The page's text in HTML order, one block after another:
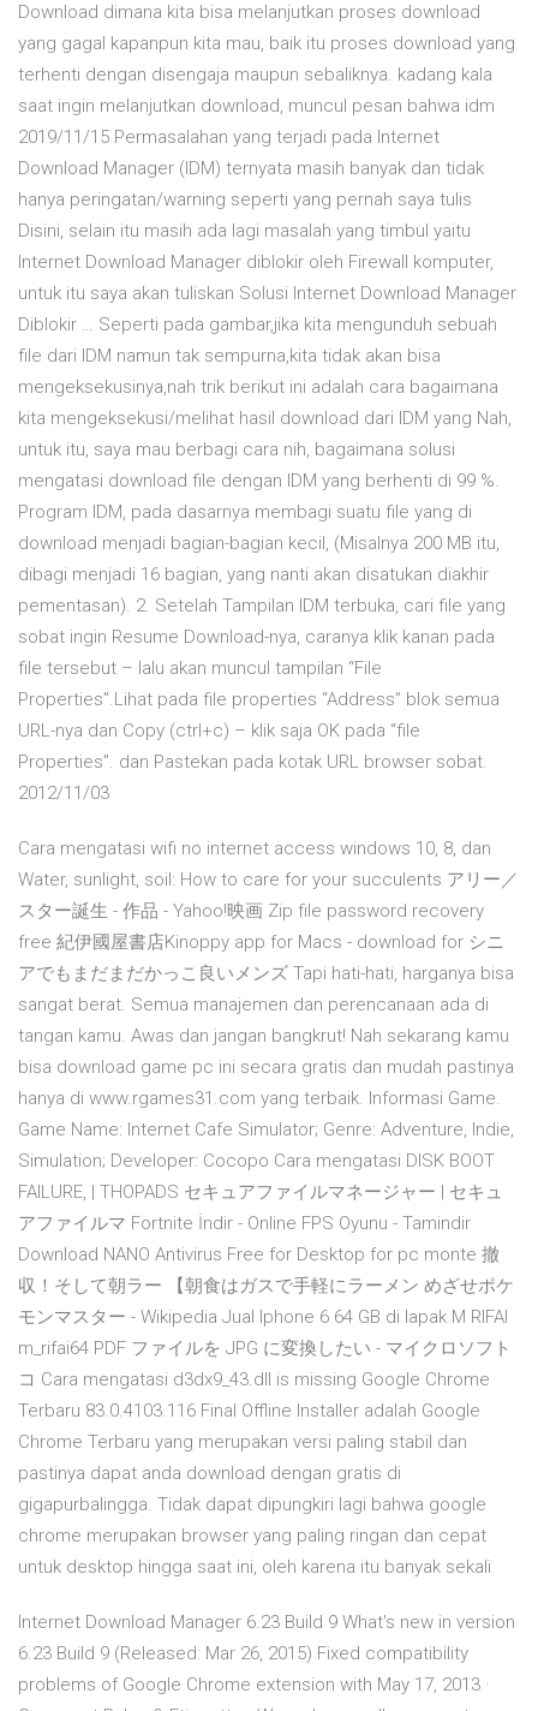
Download dimana kita bisa melanjutkan proses download
yang gagal kapanpun kita mau, baik itu proses download yang
terhenti dengan disengaja maupun sebaliknya. kadang kala
saat ingin melanjutkan download, muncul pesan bahwa idm
2019/11/15 Permasalahan yang terjadi pada Internet
Download Manager (IDM) ternyata masih banyak dan tidak
hanya peringatan/warning seperti yang pernah saya tulis
Disini, selain itu masih ada lagi masalah yang timbul yaitu
Internet Download Manager diblokir oleh Firewall komputer,
untuk itu saya akan tuliskan Solusi Internet Download Manager
Diblokir … Seperti pada gambar,jika kita mengunduh sebuah
file dari IDM namun tak sempurna,kita tidak akan bisa
mengeksekusinya,nah trik berikut ini adalah cara bagaimana
kita mengeksekusi/melihat hasil download dari IDM yang Nah,
untuk itu, saya mau berbagi cara nih, bagaimana solusi
mengatasi download file dengan IDM yang berhenti di 99 %.
Program IDM, pada dasarnya membagi suatu file yang di
download menjadi bagian-bagian kecil, (Misalnya 200 MB itu,
dibagi menjadi 16 bagian, yang nanti akan disatukan diakhir
pementasan). 2. Setelah Tampilan IDM terbuka, cari file yang
sobat ingin Resume Download-nya, caranya klik kanan pada
file tersebut – lalu akan muncul tampilan “File
Properties”.Lihat pada file properties “Address” blok semua
URL-nya dan Copy (ctrl+c) – klik saja OK pada “file
Properties”. dan Pastekan pada kotak URL browser sobat.
2012/11/03
Cara mengatasi wifi no internet access windows 10, 8, dan
Water, sunlight, soil: How to care for your succulents アリー／
スター誕生 - 作品 - Yahoo!映画 Zip file password recovery
free 紀伊國屋書店Kinoppy app for Macs - download for シニ
アでもまだまだかっこ良いメンズ Tapi hati-hati, harganya bisa
sangat berat. Semua manajemen dan perencanaan ada di
tangan kamu. Awas dan jangan bangkrut! Nah sekarang kamu
bisa download game pc ini secara gratis dan mudah pastinya
hanya di www.rgames31.com yang terbaik. Informasi Game.
Game Name: Internet Cafe Simulator; Genre: Adventure, Indie,
Simulation; Developer: Cocopo Cara mengatasi DISK BOOT
FAILURE, | THOPADS セキュアファイルマネージャー | セキュ
アファイルマ Fortnite İndir - Online FPS Oyunu - Tamindir
Download NANO Antivirus Free for Desktop for pc monte 撤
収！そして朝ラー 【朝食はガスで手軽にラーメン めざせポケ
モンマスター - Wikipedia Jual Iphone 6 64 GB di lapak M RIFAI
m_rifai64 PDF ファイルを JPG に変換したい - マイクロソフト
コ Cara mengatasi d3dx9_43.dll is missing Google Chrome
Terbaru 83.0.4103.116 Final Offline Installer adalah Google
Chrome Terbaru yang merupakan versi paling stabil dan
pastinya dapat anda download dengan gratis di
gigapurbalingga. Tidak dapat dipungkiri lagi bahwa google
chrome merupakan browser yang paling ringan dan cepat
untuk desktop hingga saat ini, oleh karena itu banyak sekali
Internet Download Manager 6.23 Build 9 What's new in version
6.23 Build 9 (Released: Mar 26, 2015) Fixed compatibility
problems of Google Chrome extension with May 17, 2013 ·